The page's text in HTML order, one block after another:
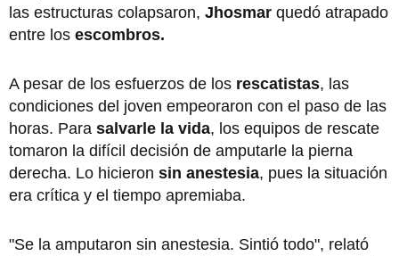
las estructuras colapsaron, Jhosmar quedó atrapado
entre los escombros.
A pesar de los esfuerzos de los rescatistas, las
condiciones del joven empeoraron con el paso de las
horas. Para salvarle la vida, los equipos de rescate
tomaron la difícil decisión de amputarle la pierna
derecha. Lo hicieron sin anestesia, pues la situación
era crítica y el tiempo apremiaba.
"Se la amputaron sin anestesia. Sintió todo", relató